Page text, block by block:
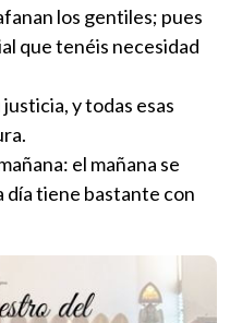
los gentiles; pues
que tenéis necesidad
y todas esas
el mañana se
día tiene bastante con